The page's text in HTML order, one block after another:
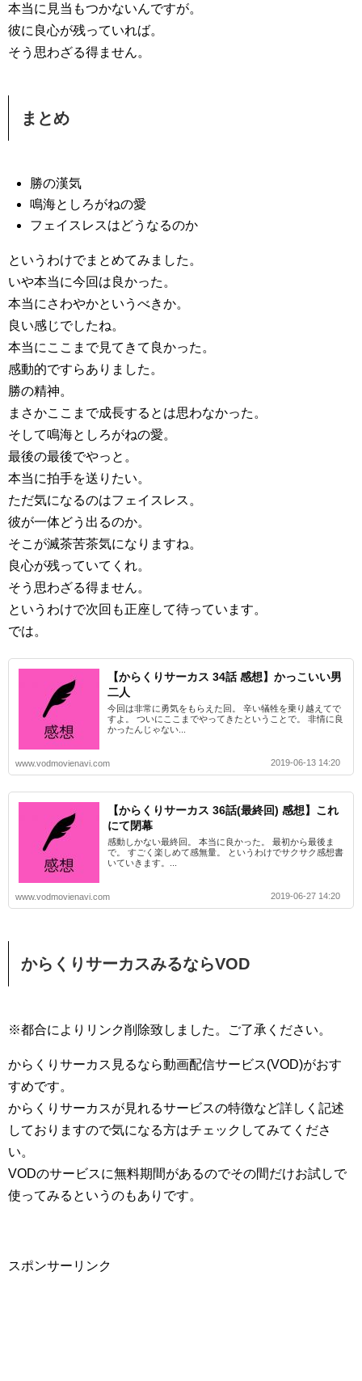
本当に見当もつかないんですが。
彼に良心が残っていれば。
そう思わざる得ません。
まとめ
勝の漢気
鳴海としろがねの愛
フェイスレスはどうなるのか
というわけでまとめてみました。
いや本当に今回は良かった。
本当にさわやかというべきか。
良い感じでしたね。
本当にここまで見てきて良かった。
感動的ですらありました。
勝の精神。
まさかここまで成長するとは思わなかった。
そして鳴海としろがねの愛。
最後の最後でやっと。
本当に拍手を送りたい。
ただ気になるのはフェイスレス。
彼が一体どう出るのか。
そこが滅茶苦茶気になりますね。
良心が残っていてくれ。
そう思わざる得ません。
というわけで次回も正座して待っています。
では。
【からくりサーカス 34話 感想】かっこいい男
二人
今回は非常に勇気をもらえた回。 辛い犠牲を乗り越えてで
すよ。 ついにここまでやってきたということで。 非情に良
かったんじゃない...
www.vodmovienavi.com 2019-06-13 14:20
【からくりサーカス 36話(最終回) 感想】これ
にて閉幕
感動しかない最終回。 本当に良かった。 最初から最後ま
で。 すごく楽しめて感無量。 というわけでサクサク感想書
いていきます。...
www.vodmovienavi.com 2019-06-27 14:20
からくりサーカスみるならVOD
※都合によりリンク削除致しました。ご了承ください。
からくりサーカス見るなら動画配信サービス(VOD)がおす
すめです。
からくりサーカスが見れるサービスの特徴など詳しく記述
しておりますので気になる方はチェックしてみてくださ
い。
VODのサービスに無料期間があるのでその間だけお試しで
使ってみるというのもありです。
スポンサーリンク